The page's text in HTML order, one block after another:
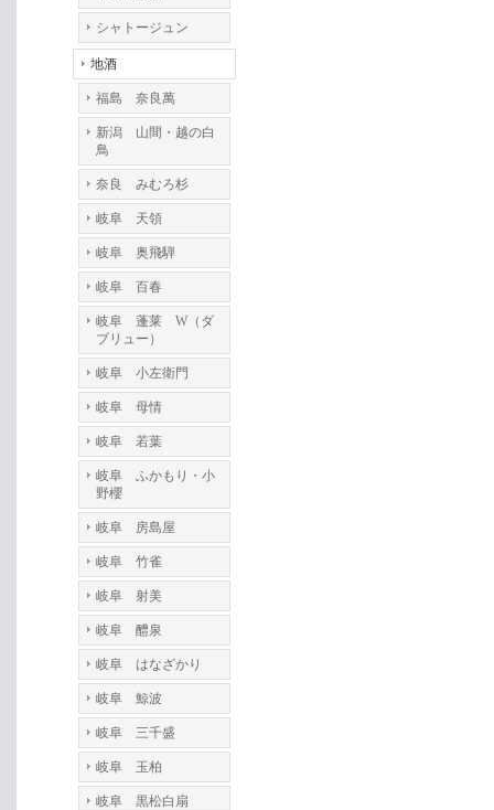
シャトージュン
地酒
福島 奈良萬
新潟 山間・越の白
鳥
奈良 みむろ杉
岐阜 天領
岐阜 奥飛騨
岐阜 百春
岐阜 蓬莱 W（ダ
ブリュー）
岐阜 小左衛門
岐阜 母情
岐阜 若葉
岐阜 ふかもり・小
野櫻
岐阜 房島屋
岐阜 竹雀
岐阜 射美
岐阜 醴泉
岐阜 はなざかり
岐阜 鯨波
岐阜 三千盛
岐阜 玉柏
岐阜 黒松白扇